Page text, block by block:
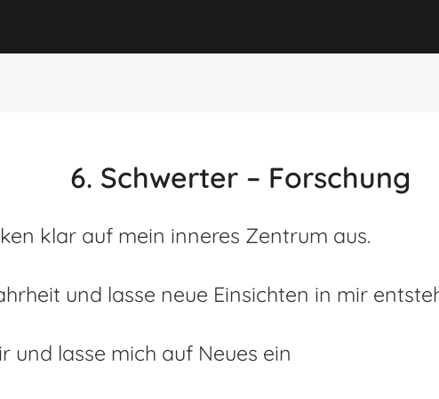
6. Schwerter – Forschung
klar auf mein inneres Zentrum aus.
und lasse neue Einsichten in mir
und lasse mich auf Neues ein